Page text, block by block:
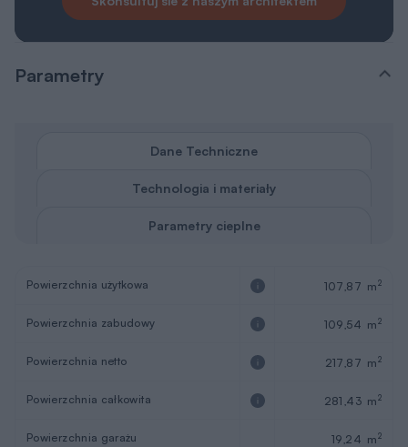
Parametry
Dane Techniczne
Technologia i materiały
Parametry cieplne
Powierzchnia użytkowa 107,87 m2
Powierzchnia zabudowy 109,54 m2
Powierzchnia netto 217,87 m2
Powierzchnia całkowita 281,43 m2
Powierzchnia garażu 19,24 m2